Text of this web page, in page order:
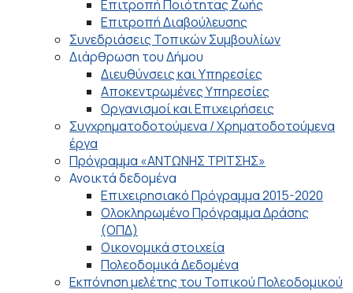
Επιτροπή Ποιότητας Ζωής
Επιτροπή Διαβούλευσης
Συνεδριάσεις Τοπικών Συμβουλίων
Διάρθρωση του Δήμου
Διευθύνσεις και Υπηρεσίες
Αποκεντρωμένες Υπηρεσίες
Οργανισμοί και Επιχειρήσεις
Συγχρηματοδοτούμενα / Χρηματοδοτούμενα
έργα
Πρόγραμμα «ΑΝΤΩΝΗΣ ΤΡΙΤΣΗΣ»
Ανοικτά δεδομένα
Επιχειρησιακό Πρόγραμμα 2015-2020
Ολοκληρωμένο Πρόγραμμα Δράσης
(ΟΠΔ)
Οικονομικά στοιχεία
Πολεοδομικά Δεδομένα
Εκπόνηση μελέτης του Τοπικού Πολεοδομικού